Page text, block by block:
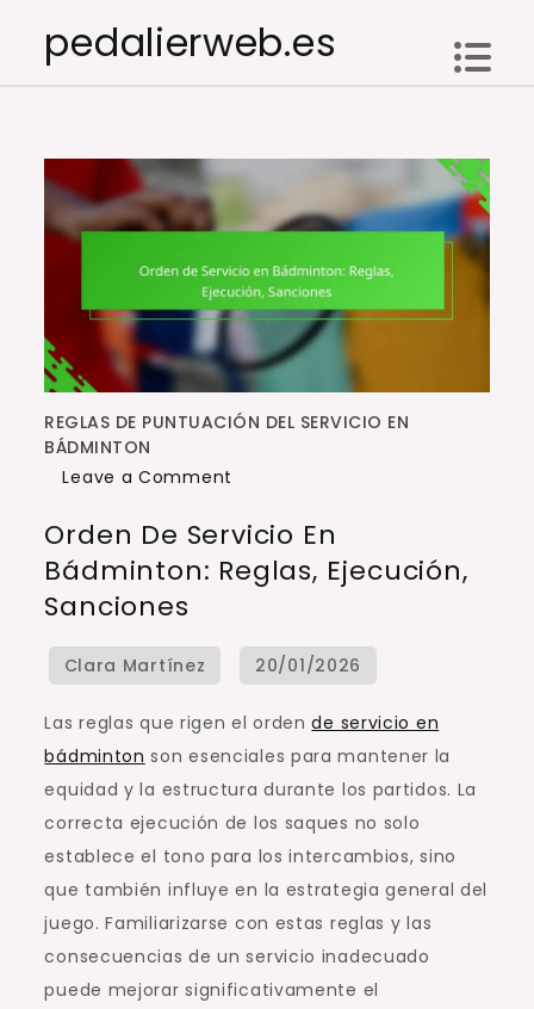
pedalierweb.es
REGLAS DE PUNTUACIÓN DEL SERVICIO EN
BÁDMINTON
Leave a Comment
de
Servicio
Bádminton:
Reglas,
Orden De Servicio En
Bádminton: Reglas, Ejecución,
Sanciones
Las reglas que rigen el ordende servicio en
bádminton son esenciales para mantener la
equidad y la estructura durante los partidos. La
correcta ejecución de los saques no solo
establece el tono para los intercambios, sino
que también influye en la estrategia general del
juego. Familiarizarse con estas reglas y las
consecuencias de un servicio inadecuado
puede mejorar significativamente el